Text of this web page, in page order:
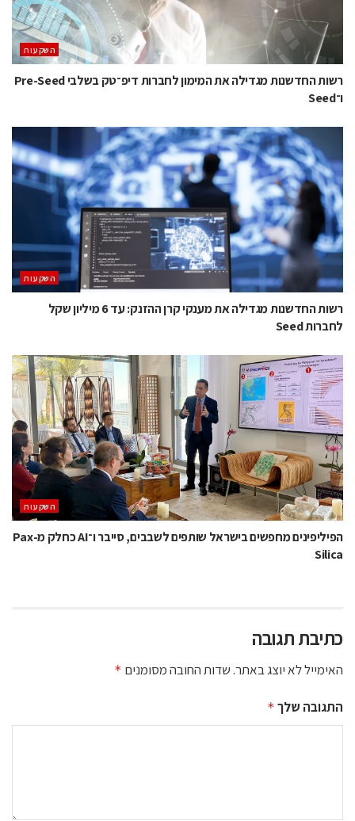
השקעות
רשות החדשנות מגדילה את המימון לחברות דיפ־טק בשלבי Pre-Seed
ו־Seed
השקעות
רשות החדשנות מגדילה את מענקי קרן ההזנק: עד 6 מיליון שקל
לחברות Seed
השקעות
הפיליפינים מחפשים בישראל שותפים לשבבים, סייבר ו־AI כחלק מ-Pax
Silica
כתיבת תגובה
האימייל לא יוצג באתר.שדות החובה מסומנים *
התגובה שלך *